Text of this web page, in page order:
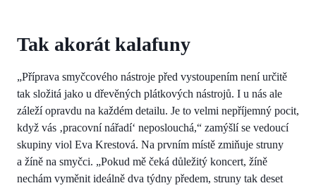
Tak akorát kalafuny
„Příprava smyčcového nástroje před vystoupením není určitě
tak složitá jako u dřevěných plátkových nástrojů. I u nás ale
záleží opravdu na každém detailu. Je to velmi nepříjemný pocit,
když vás ‚pracovní nářadí‘ neposlouchá,“ zamýšlí se vedoucí
skupiny viol Eva Krestová. Na prvním místě zmiňuje struny
a žíně na smyčci. „Pokud mě čeká důležitý koncert, žíně
nechám vyměnit ideálně dva týdny předem, struny tak deset